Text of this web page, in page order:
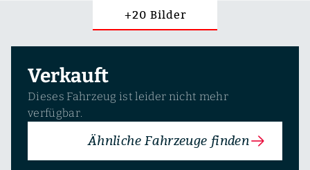
+20 Bilder
Verkauft
Dieses Fahrzeug ist leider nicht mehr
verfügbar.
Ähnliche Fahrzeuge finden